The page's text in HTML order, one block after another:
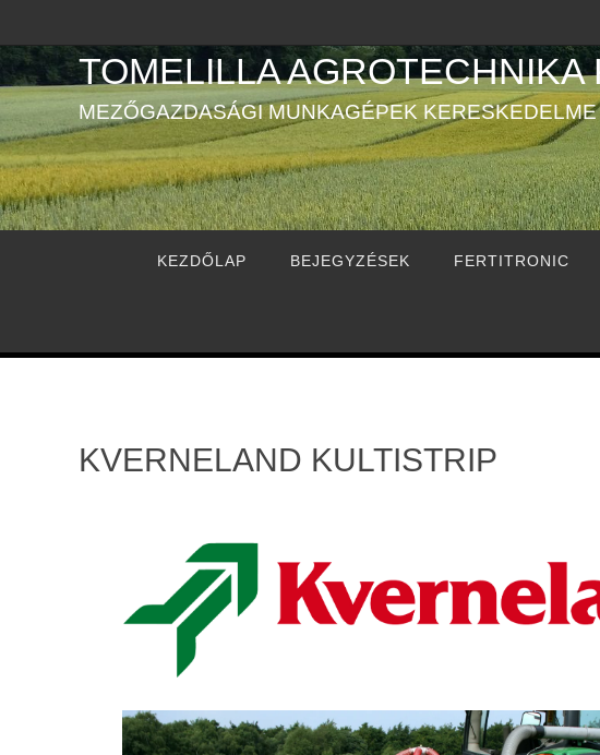
TOMELILLA AGROTECHNIKA
MEZŐGAZDASÁGI MUNKAGÉPEK KERESKEDELME
KEZDŐLAP BEJEGYZÉSEK FERTITRONIC
KVERNELAND KULTISTRIP